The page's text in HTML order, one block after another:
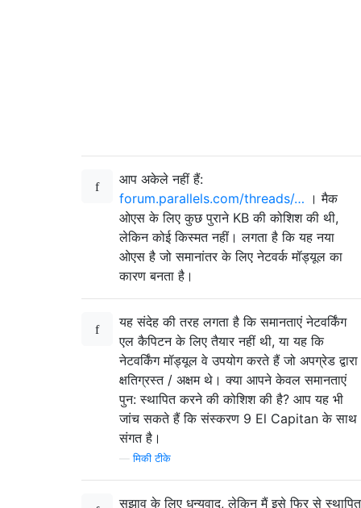
आप अकेले नहीं हैं:
forum.parallels.com/threads/… । मैक
ओएस के लिए कुछ पुराने KB की कोशिश की थी,
लेकिन कोई किस्मत नहीं। लगता है कि यह नया
ओएस है जो समानांतर के लिए नेटवर्क मॉड्यूल का
कारण बनता है।
यह संदेह की तरह लगता है कि समानताएं नेटवर्किंग
एल कैपिटन के लिए तैयार नहीं थी, या यह कि
नेटवर्किंग मॉड्यूल वे उपयोग करते हैं जो अपग्रेड द्वारा
क्षतिग्रस्त / अक्षम थे। क्या आपने केवल समानताएं
पुन: स्थापित करने की कोशिश की है? आप यह भी
जांच सकते हैं कि संस्करण 9 El Capitan के साथ
संगत है।
—मिकी टीके
सुझाव के लिए धन्यवाद, लेकिन मैं इसे फिर से स्थापित